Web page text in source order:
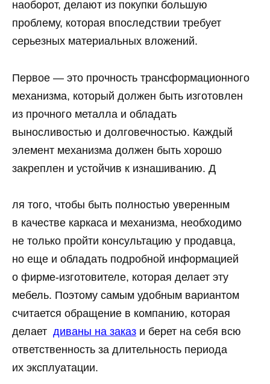
наоборот, делают из покупки большую
проблему, которая впоследствии требует
серьезных материальных вложений.
Первое — это прочность трансформационного
механизма, который должен быть изготовлен
из прочного металла и обладать
выносливостью и долговечностью. Каждый
элемент механизма должен быть хорошо
закреплен и устойчив к изнашиванию. Д
ля того, чтобы быть полностью уверенным
в качестве каркаса и механизма, необходимо
не только пройти консультацию у продавца,
но еще и обладать подробной информацией
о фирме-изготовителе, которая делает эту
мебель. Поэтому самым удобным вариантом
считается обращение в компанию, которая
делает диваны на заказ и берет на себя всю
ответственность за длительность периода
их эксплуатации.